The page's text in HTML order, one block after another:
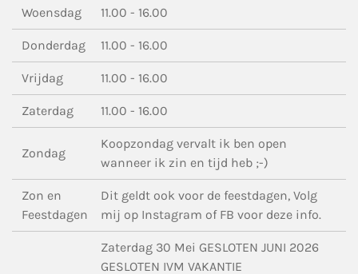
Woensdag 11.00 - 16.00
Donderdag 11.00 - 16.00
Vrijdag 11.00 - 16.00
Zaterdag 11.00 - 16.00
Zondag
Koopzondag vervalt ik ben open
wanneer ik zin en tijd heb ;-)
Zon en
Feestdagen
Dit geldt ook voor de feestdagen, Volg
mij op Instagram of FB voor deze info.
Zaterdag 30 Mei GESLOTEN JUNI 2026
GESLOTEN IVM VAKANTIE